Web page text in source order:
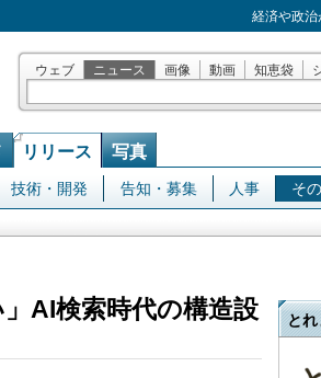
経済や政
ウェブ ニュース 画像 動画 知恵袋
リリース 写真
技術・開発 告知・募集 人事 そ
AI検索時代の構造設
とれ